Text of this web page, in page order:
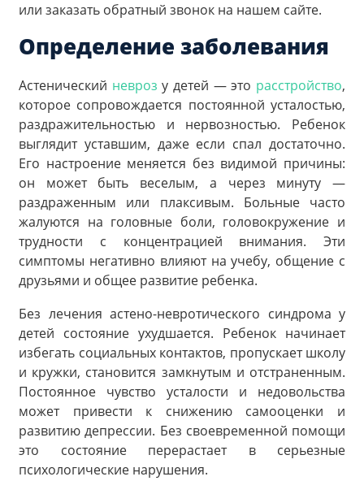
или заказать обратный звонок на нашем сайте.
Определение заболевания
Астенический невроз у детей — это расстройство,
которое сопровождается постоянной усталостью,
раздражительностью и нервозностью. Ребенок
выглядит уставшим, даже если спал достаточно.
Его настроение меняется без видимой причины:
он может быть веселым, а через минуту —
раздраженным или плаксивым. Больные часто
жалуются на головные боли, головокружение и
трудности с концентрацией внимания. Эти
симптомы негативно влияют на учебу, общение с
друзьями и общее развитие ребенка.
Без лечения астено-невротического синдрома у
детей состояние ухудшается. Ребенок начинает
избегать социальных контактов, пропускает школу
и кружки, становится замкнутым и отстраненным.
Постоянное чувство усталости и недовольства
может привести к снижению самооценки и
развитию депрессии. Без своевременной помощи
это состояние перерастает в серьезные
психологические нарушения.